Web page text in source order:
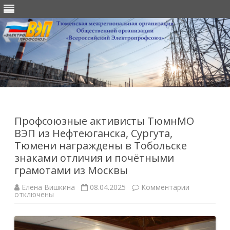
Профсоюзные активисты ТюмнМО
ВЭП из Нефтеюганска, Сургута,
Тюмени награждены в Тобольске
знаками отличия и почётными
грамотами из Москвы
Елена Вишкина 08.04.2025 Комментарии
ТюмнМО
ВЭП
отключены